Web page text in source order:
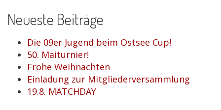
Neueste Beiträge
Die 09er Jugend beim Ostsee Cup!
50. Maiturnier!
Frohe Weihnachten
Einladung zur Mitgliederversammlung
19.8. MATCHDAY